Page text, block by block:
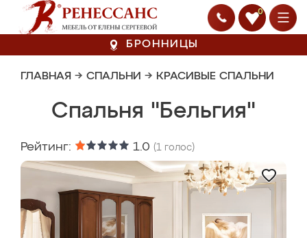
0
БРОННИЦЫ
ГЛАВНАЯ → СПАЛЬНИ → КРАСИВЫЕ СПАЛЬНИ
Спальня "Бельгия"
Рейтинг: 1.0 (1 голос)